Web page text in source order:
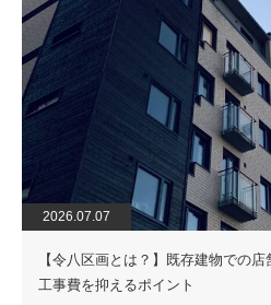
2026.07.07
【令八区画とは？】既存建物での
工事費を抑えるポイント